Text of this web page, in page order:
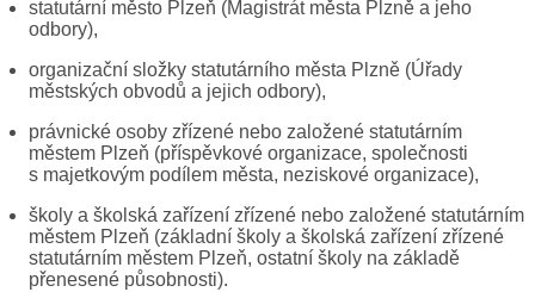
statutární město Plzeň (Magistrát města Plzně a jeho
odbory),
organizační složky statutárního města Plzně (Úřady
městských obvodů a jejich odbory),
právnické osoby zřízené nebo založené statutárním
městem Plzeň (příspěvkové organizace, společnosti
s majetkovým podílem města, neziskové organizace),
školy a školská zařízení zřízené nebo založené statutárním
městem Plzeň (základní školy a školská zařízení zřízené
statutárním městem Plzeň, ostatní školy na základě
přenesené působnosti).